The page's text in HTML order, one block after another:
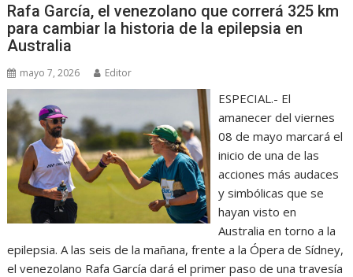
Rafa García, el venezolano que correrá 325 km
para cambiar la historia de la epilepsia en
Australia
mayo 7, 2026 Editor
ESPECIAL.- El
amanecer del viernes
08 de mayo marcará el
inicio de una de las
acciones más audaces
y simbólicas que se
hayan visto en
Australia en torno a la
epilepsia. A las seis de la mañana, frente a la Ópera de Sídney,
el venezolano Rafa García dará el primer paso de una travesía